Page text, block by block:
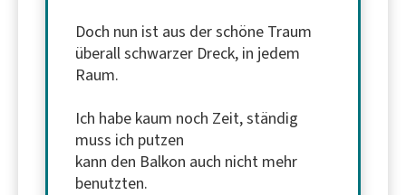
Doch nun ist aus der schöne Traum
überall schwarzer Dreck, in jedem
Raum.
Ich habe kaum noch Zeit, ständig
muss ich putzen
kann den Balkon auch nicht mehr
benutzten.